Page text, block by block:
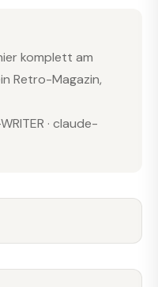
komplett am
Retro-Magazin,
· claude-